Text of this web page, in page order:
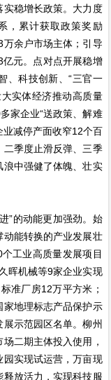
稳增长政策。大力度
，累计获取政策奖励
余户市场主体；引导
亿元。点对点开展稳增
、科技创新、“三官一
实体经济推动高质量
家企业“送政策、解难
减停产面收窄12个百
季度止滑反弹、三季
浪中强健了体魄、壮实
”的动能更加强劲。始
能转换的产业发展壮
工业高质量发展项目
晖机械等9家企业实现
准厂房12万平方米；
地理标志产品保护示
示范园区名单。柳州
二期主体投入使用，
实现试运营，万亩现
放活力，实现科技服